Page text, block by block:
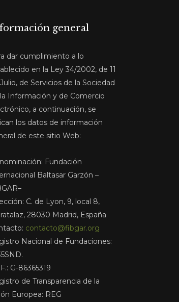
general
dar cumplimiento a lo
en la Ley 34/2002, de 11
de Servicios de la Sociedad
Información y de Comercio
a continuación, se
los datos de información
de este sitio Web:
Fundación
Baltasar Garzón –
C. de Lyon, 9, local 8,
28030 Madrid, España
contacto@fibgar.org
Nacional de Fundaciones:
G-86365319
de Transparencia de la
Europea: REG